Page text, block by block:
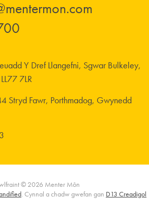
Y Dref Llangefni, Sgwar Bulkeley,
7LR
Stryd Fawr, Porthmadog, Gwynedd
© 2026 Menter Môn
. Cynnal a chadw gwefan gan D13 Creadigol